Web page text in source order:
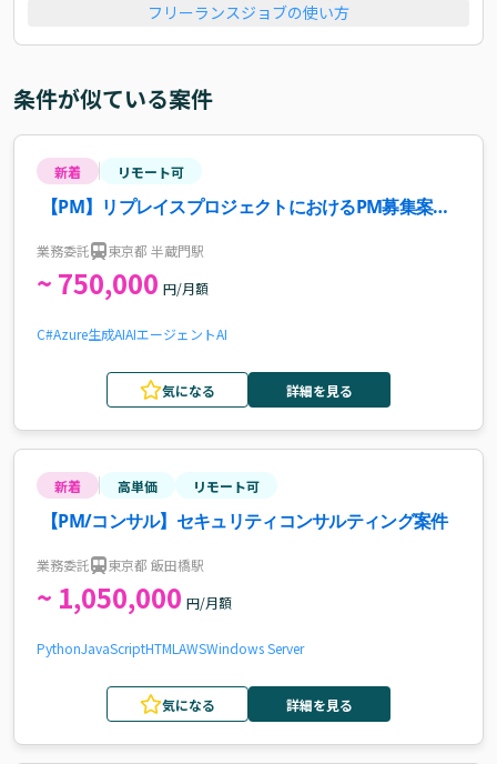
フリーランスジョブの使い方
条件が似ている案件
新着 リモート可
【PM】リプレイスプロジェクトにおけるPM募集案
業務委託 東京都 半蔵門駅
~ 750,000 円/月額
C#Azure生成AIAIエージェントAI
気になる 詳細を見る
新着 高単価 リモート可
【PM/コンサル】セキュリティコンサルティング案件
業務委託 東京都 飯田橋駅
~ 1,050,000 円/月額
PythonJavaScriptHTML AWSWindows Server
気になる 詳細を見る